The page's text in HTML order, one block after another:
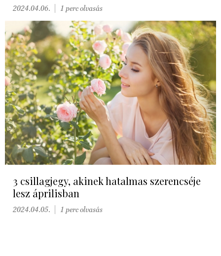
2024.04.06. 1 perc olvasás
3 csillagjegy, akinek hatalmas szerencséje
lesz áprilisban
2024.04.05. 1 perc olvasás